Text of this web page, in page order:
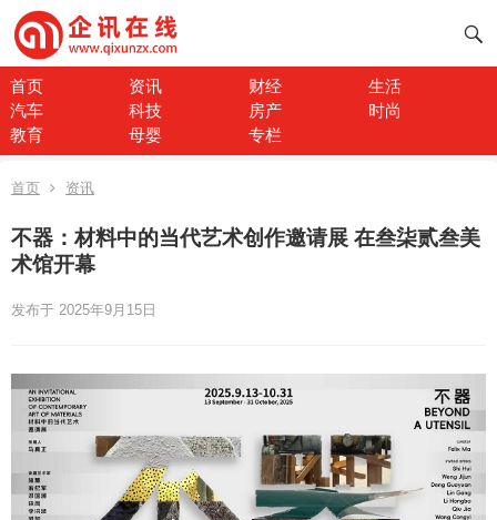
首页 资讯 财经
生活
汽车
科技 房产
时尚
教育
母婴 专栏
首页 资讯
不器：材料中的当代艺术创作邀请展 在叁柒贰叁美
术馆开幕
发布于 2025年9月15日